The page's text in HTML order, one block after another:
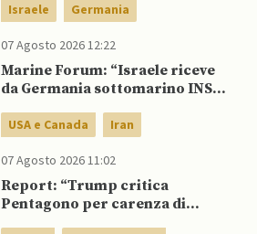
Ucraina
Israele Germania
07 Agosto 2026 12:22
Marine Forum: “Israele riceve
da Germania sottomarino INS
USA e Canada Iran
07 Agosto 2026 11:02
Report: “Trump critica
Pentagono per carenza di